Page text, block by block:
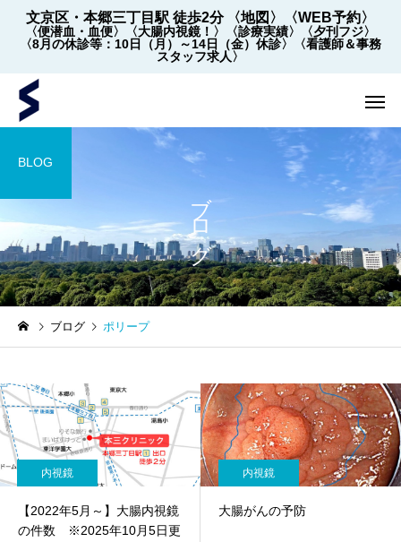
文京区・本郷三丁目駅 徒歩2分 〈地図〉 〈WEB予約〉
〈便潜血・血便〉 〈大腸内視鏡！〉 〈診療実績〉
〈夕刊フジ〉
〈8月の休診等：10日（月）～14日（金）休診〉
〈看護師＆事務
スタッフ求人〉
内視鏡
【2022年5月～】大腸内視
日更新
内視鏡
大腸内視鏡の下剤を院
ブログ
BLOG
ブログ ポリープ
内視鏡
【2022年5月～】大腸内視鏡
の件数 ※2025年10月5日更
内視鏡
大腸がんの予防